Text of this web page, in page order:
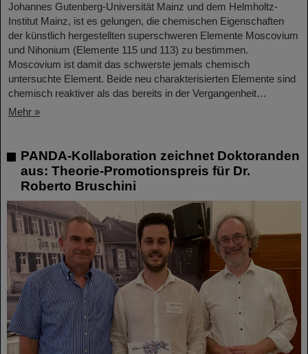
Johannes Gutenberg-Universität Mainz und dem Helmholtz-
Institut Mainz, ist es gelungen, die chemischen Eigenschaften
der künstlich hergestellten superschweren Elemente Moscovium
und Nihonium (Elemente 115 und 113) zu bestimmen.
Moscovium ist damit das schwerste jemals chemisch
untersuchte Element. Beide neu charakterisierten Elemente sind
chemisch reaktiver als das bereits in der Vergangenheit…
Mehr »
PANDA-Kollaboration zeichnet Doktoranden
aus: Theorie-Promotionspreis für Dr.
Roberto Bruschini